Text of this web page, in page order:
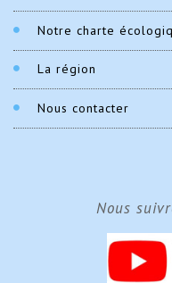
Notre charte
La région
Nous contacter
Nous